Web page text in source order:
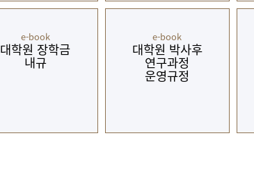
e-book
대학원 장학금
내규
e-book
대학원 박사후
연구과정
운영규정